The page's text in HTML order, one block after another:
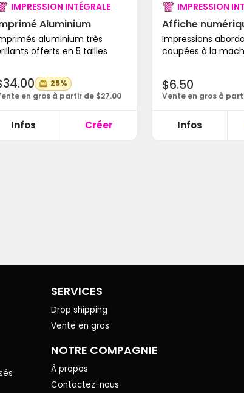
IMPRESSION INTÉGRALE
Aluminium
aluminium très
offerts en 5 tailles
25%
en gros à partir de $27.00
Infos Créer
IMPRESSION
Affiche
Impressions
coupées à la
$6.50
Vente en gros à
Infos
SERVICES
Drop shipping
Vente en gros
NOTRE COMPAGNIE
À propos
Contactez-nous